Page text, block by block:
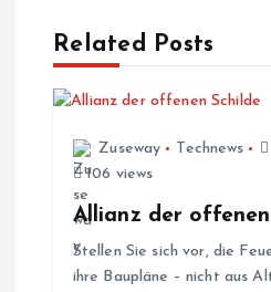
r
a
Related Posts
Zuseway Technews
106 views
Allianz der
Stellen Sie sich vor, die
ihre Baupläne – nicht aus